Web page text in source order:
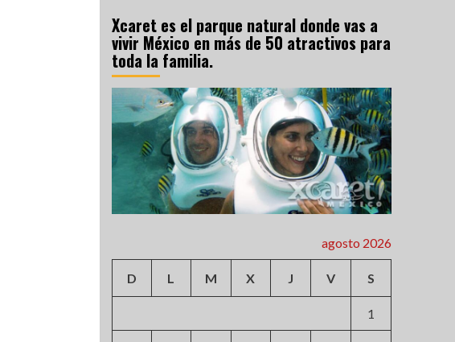
Xcaret es el parque natural donde vas a
vivir México en más de 50 atractivos para
toda la familia.
agosto 2026
D L M X J V S
1